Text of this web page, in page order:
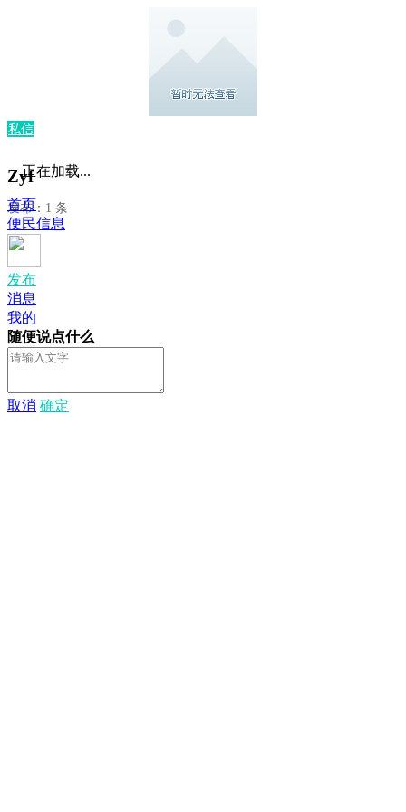
私信
Zyf
发布：1 条
正在加载...
首页
便民信息
发布
消息
我的
随便说点什么
取消 确定